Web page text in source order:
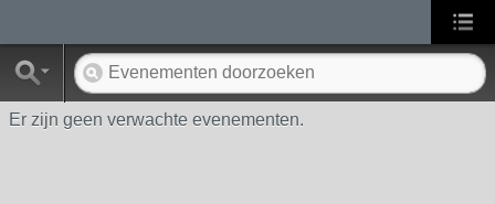
Er zijn geen verwachte evenementen.